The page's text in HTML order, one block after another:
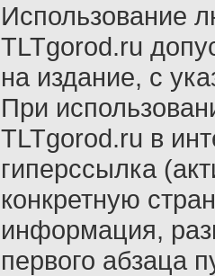
Использование
TLTgorod.ru
на издание, с
При
TLTgorod.ru в
гиперссылка
конкретную
информация,
первого абзаца